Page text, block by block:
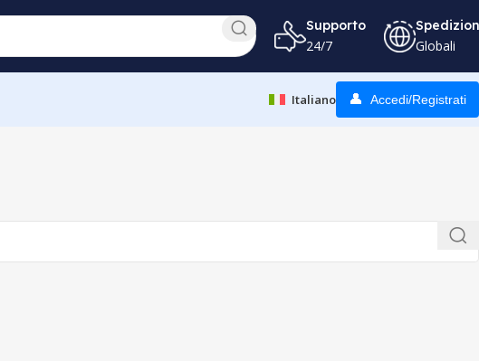
Supporto
24/7 Globali
Italiano Accedi/Registrati